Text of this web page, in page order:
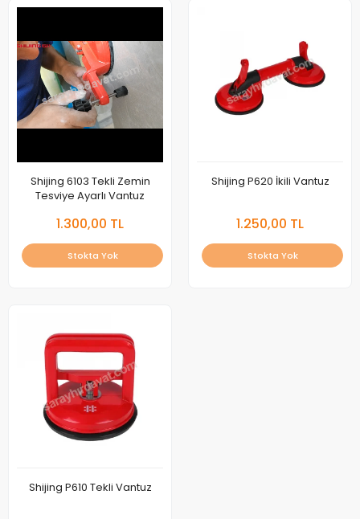
Shijing 6103 Tekli Zemin
Tesviye Ayarlı Vantuz
1.300,00 TL
Stokta Yok
Shijing P620 İkili Vantuz
1.250,00 TL
Stokta Yok
Shijing P610 Tekli Vantuz